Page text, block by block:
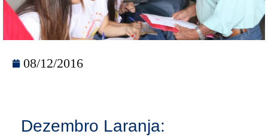
08/12/2016
Dezembro Laranja: